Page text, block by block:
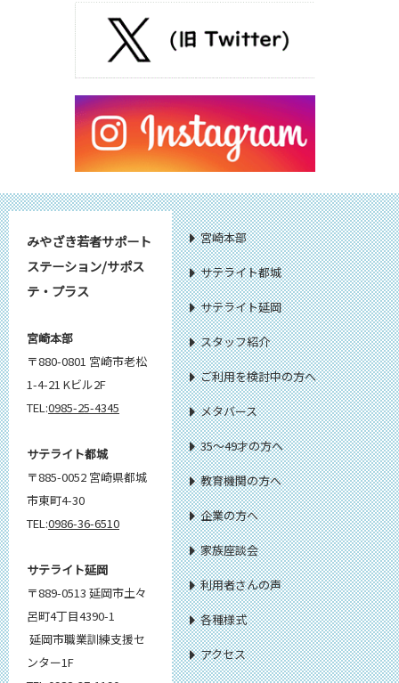
みやざき若者サポート
ステーション/サポス
テ・プラス
宮崎本部
〒880-0801 宮崎市老松
1-4-21 Kビル2F
TEL:0985-25-4345
サテライト都城
〒885-0052 宮崎県都城
市東町4-30
TEL:0986-36-6510
サテライト延岡
〒889-0513 延岡市土々
呂町4丁目4390-1
延岡市職業訓練支援セ
ンター1F
宮崎本部
サテライト都城
サテライト延岡
スタッフ紹介
ご利用を検討中の方へ
メタバース
35～49才の方へ
教育機関の方へ
企業の方へ
家族座談会
利用者さんの声
各種様式
アクセス